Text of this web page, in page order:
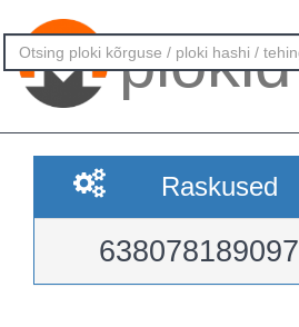
plokid
Raskused
638078189097